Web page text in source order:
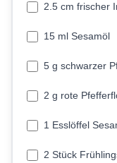
2.5 cm frischer
15 ml Sesamöl
5 g schwarzer
2 g rote
1 Esslöffel
2 Stück